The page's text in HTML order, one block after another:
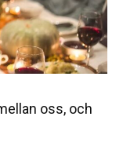
oss, och